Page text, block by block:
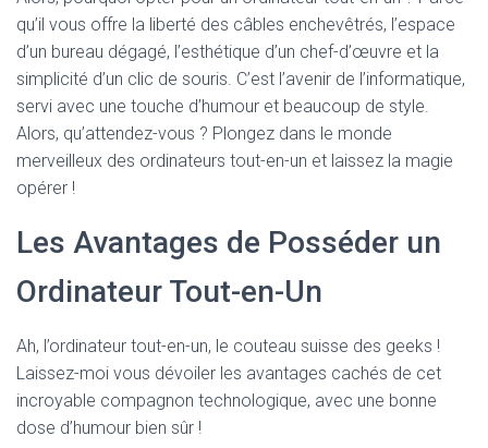
qu’il vous offre la liberté des câbles enchevêtrés, l’espace
d’un bureau dégagé, l’esthétique d’un chef-d’œuvre et la
simplicité d’un clic de souris. C’est l’avenir de l’informatique,
servi avec une touche d’humour et beaucoup de style.
Alors, qu’attendez-vous ? Plongez dans le monde
merveilleux des ordinateurs tout-en-un et laissez la magie
opérer !
Les Avantages de Posséder un
Ordinateur Tout-en-Un
Ah, l’ordinateur tout-en-un, le couteau suisse des geeks !
Laissez-moi vous dévoiler les avantages cachés de cet
incroyable compagnon technologique, avec une bonne
dose d’humour bien sûr !